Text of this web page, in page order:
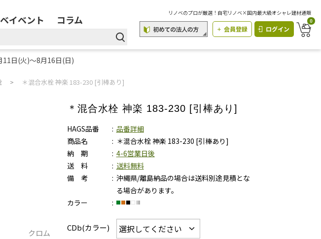
イベント コラム
リノベのプロが厳選！自宅リノベ×国内最大級オシャレ建材通販
会員登録 ログイン
0
11日(火)～8月16日(日)
＊混合水栓 神楽 183-230 [引棒あり]
クロム
＊混合水栓 神楽 183-230 [引棒あり]
HAGS品番
品番詳細
商品名
＊混合水栓 神楽 183-230 [引棒あり]
納 期
4-6営業日後
送 料
送料無料
備 考
沖縄県/離島納品の場合は送料別途見積とな
る場合があります。
カラー
CDb(カラー)